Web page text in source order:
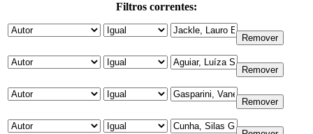
Filtros correntes: